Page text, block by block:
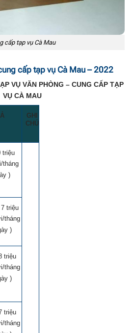
cấp tạp vụ Cà Mau
cấp tạp vụ Cà Mau – 2022
VỤ VĂN PHÒNG – CUNG CẤP TẠP
VỤ CÀ MAU
GHI
CHÚ
triệu
tháng
)
triệu
tháng
)
triệu
tháng
)
triệu
tháng